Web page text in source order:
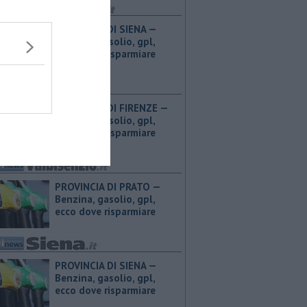
PROVINCIA DI SIENA — ​
Benzina, gasolio, gpl,
ecco dove risparmiare
PROVINCIA DI FIRENZE — ​
Benzina, gasolio, gpl,
ecco dove risparmiare
PROVINCIA DI PRATO — ​
Benzina, gasolio, gpl,
ecco dove risparmiare
PROVINCIA DI SIENA — ​
Benzina, gasolio, gpl,
ecco dove risparmiare